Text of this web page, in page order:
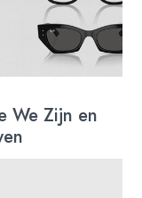
We Zijn en